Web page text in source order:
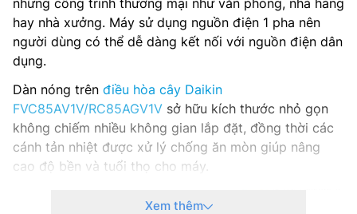
những công trình thương mại như văn phòng, nhà hàng
hay nhà xưởng. Máy sử dụng nguồn điện 1 pha nên
người dùng có thể dễ dàng kết nối với nguồn điện dân
dụng.
Dàn nóng trên điều hòa cây Daikin
FVC85AV1V/RC85AGV1V sở hữu kích thước nhỏ gọn
không chiếm nhiều không gian lắp đặt, đồng thời các
cánh tản nhiệt được xử lý chống ăn mòn giúp nâng
cao độ bền và tuổi thọ cho máy.
Xem thêm